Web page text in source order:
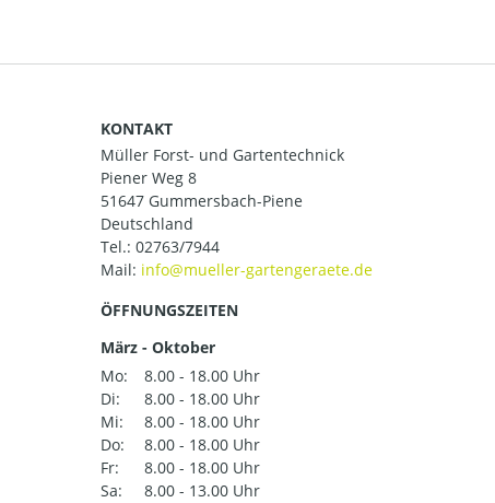
KONTAKT
Müller Forst- und Gartentechnick
Piener Weg 8
51647 Gummersbach-Piene
Deutschland
Tel.: 02763/7944
Mail:
ÖFFNUNGSZEITEN
März - Oktober
Mo:
8.00 - 18.00 Uhr
Di:
8.00 - 18.00 Uhr
Mi:
8.00 - 18.00 Uhr
Do:
8.00 - 18.00 Uhr
Fr:
8.00 - 18.00 Uhr
Sa:
8.00 - 13.00 Uhr